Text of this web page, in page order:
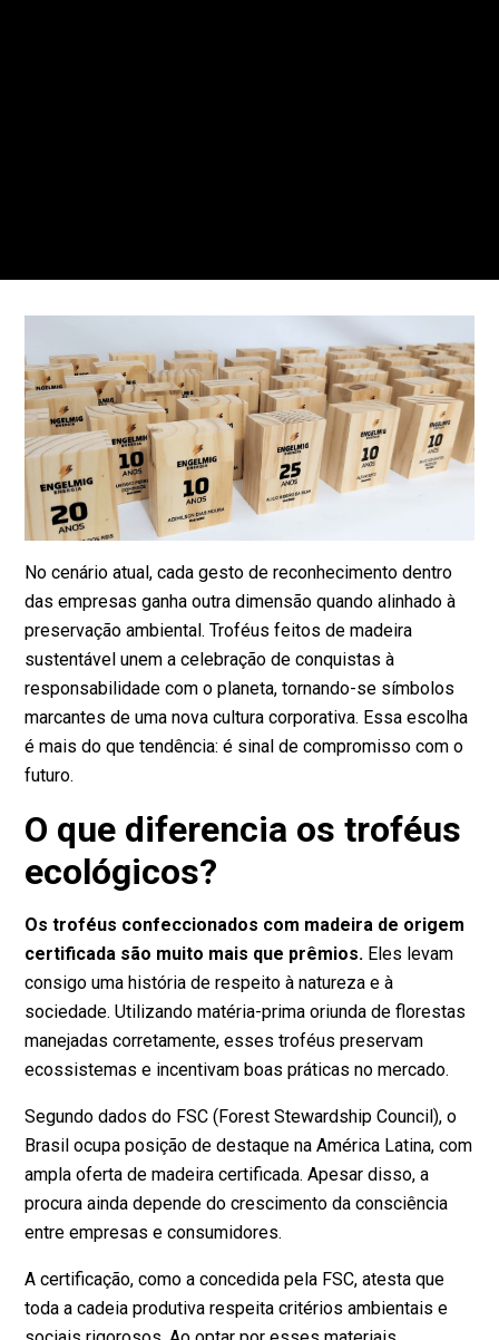
No cenário atual, cada gesto de reconhecimento dentro
das empresas ganha outra dimensão quando alinhado à
preservação ambiental. Troféus feitos demadeira
sustentável unem a celebração de conquistas à
responsabilidade com o planeta, tornando-se símbolos
marcantes de uma nova cultura corporativa. Essa escolha
é mais do que tendência: é sinal de compromisso com o
futuro.
O que diferencia os troféus
ecológicos?
Os troféus confeccionados com madeira de origem
certificada são muito mais que prêmios. Eles levam
consigo uma história de respeito à natureza e à
sociedade. Utilizando matéria-prima oriunda de florestas
manejadas corretamente, esses troféus preservam
ecossistemas e incentivam boas práticas no mercado.
Segundodados do FSC (Forest Stewardship Council), o
Brasil ocupa posição de destaque na América Latina, com
ampla oferta de madeira certificada. Apesar disso, a
procura ainda depende do crescimento da consciência
entre empresas e consumidores.
A certificação, como a concedida pela FSC, atesta que
toda a cadeia produtiva respeita critérios ambientais e